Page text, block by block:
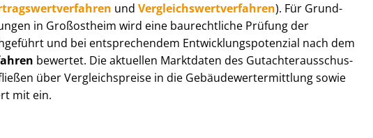
und Ver­gleichs­wert­ver­fah­ren). Für Grund­
in Großostheim wird eine baurechtliche Prüfung der
und bei entsprechendem Ent­wick­lungs­po­ten­zi­al nach dem
bewertet. Die aktuellen Marktdaten des Gut­ach­ter­aus­schus­
über Ver­gleichs­prei­se in die Ge­bäu­de­wert­ermitt­lung sowie
mit ein.